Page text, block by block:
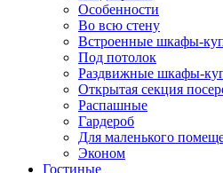
Особенности
Во всю стену
Встроенные шкафы-
Под потолок
Раздвижные шкафы-
Открытая секция
Распашные
Гардероб
Для маленького
Эконом
Гостиные